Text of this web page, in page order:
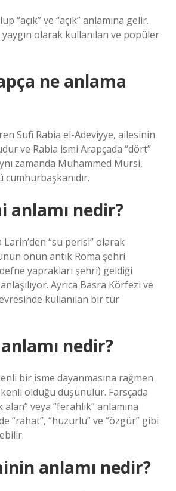
“açık” ve “açık” anlamına gelir.
olarak kullanılan ve popüler
ne anlama
Sufi Rabia el-Adeviyye, ailesinin
ve Rabia ismi Arapçada “dört”
zamanda Muhammed Mursi,
cumhurbaşkanıdır.
anlamı nedir?
Larin’den “su perisi” olarak
onun antik Roma şehri
yaprakları şehri) geldiği
Ayrıca Basra Körfezi ve
kullanılan bir tür
anlamı nedir?
bir isme dayanmasına rağmen
olduğu düşünülür. Farsçada
alan” veya “ferahlık” anlamına
“rahat”, “huzurlu” ve “özgür” gibi
anlamı nedir?